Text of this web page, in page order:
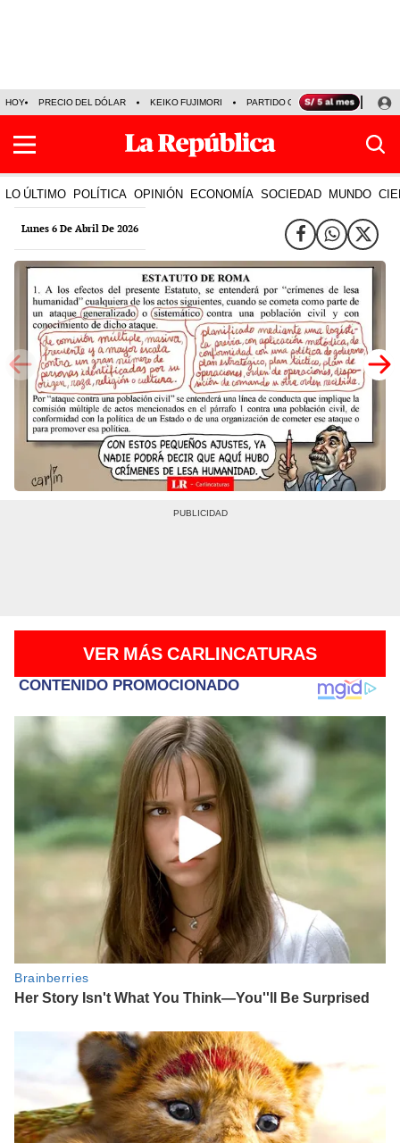
HOY PRECIO DEL DÓLAR KEIKO FUJIMORI PARTIDO OBRAS ARMONÍA 10
LO ÚLTIMO POLÍTICA OPINIÓN ECONOMÍA SOCIEDAD MUNDO
Lunes 6 De Abril De 2026
VER MÁS CARLINCATURAS